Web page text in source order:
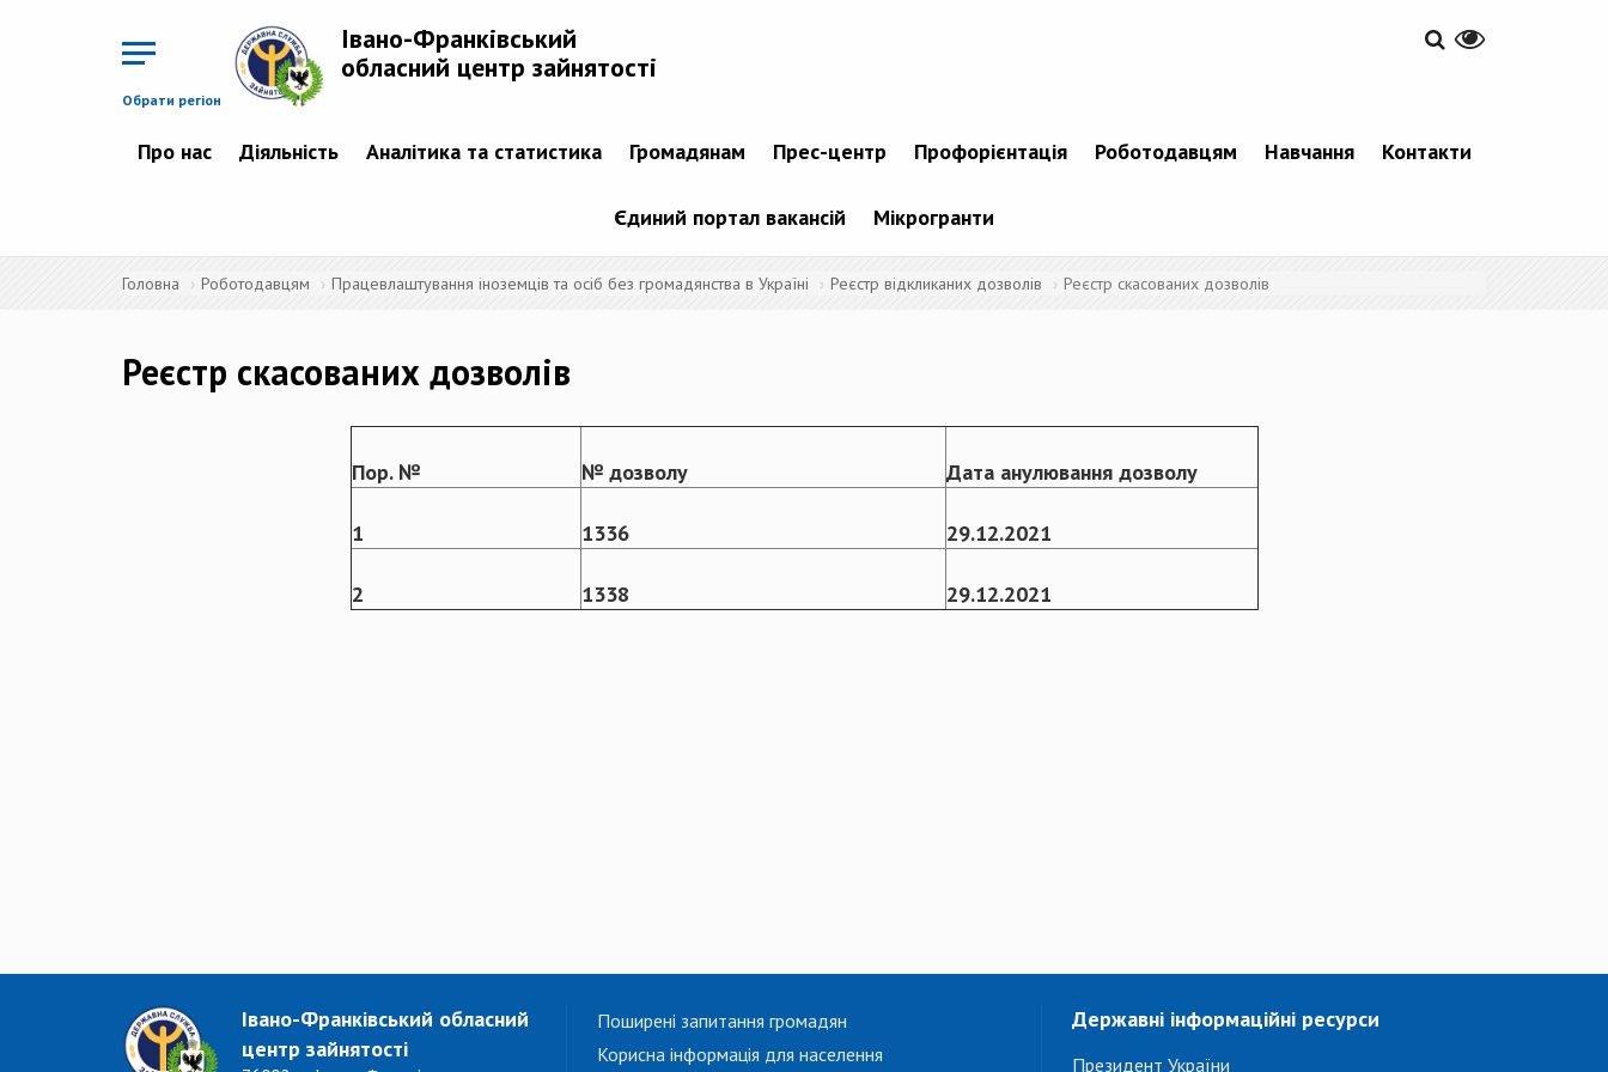
Обрати регіон
Івано-Франківський
обласний центр зайнятості
Про нас Діяльність Аналітика та статистика Громадянам Прес-центр Профорієнтація Роботодавцям Навчання Контакти
Єдиний портал вакансій Мікрогранти
Головна Роботодавцям Працевлаштування іноземців та осіб без громадянства в Україні Реєстр відкликаних дозволів Реєстр скасованих дозволів
Реєстр скасованих дозволів
Пор. № № дозволу Дата анулювання дозволу
1 1336 29.12.2021
2 1338 29.12.2021
Івано-Франківський обласний
центр зайнятості
Поширені запитання громадян
Корисна інформація для населення
Державні інформаційні ресурси
Президент України